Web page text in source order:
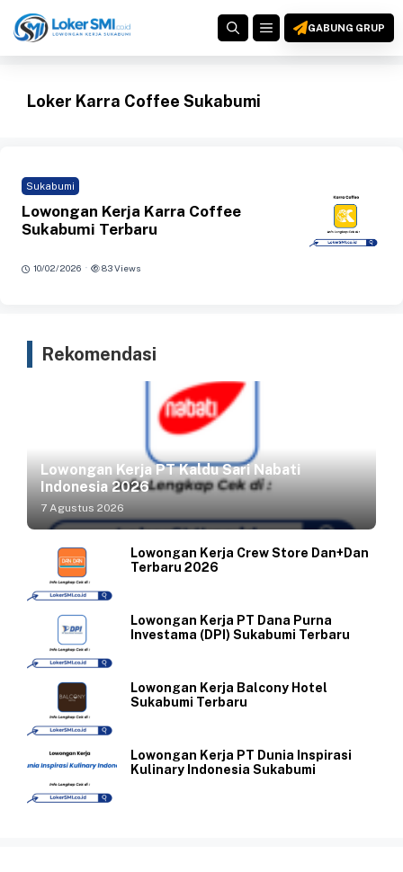
ke
MENUGABUNG GRUP
Loker Karra Coffee Sukabumi
Sukabumi
Lowongan Kerja Karra Coffee
Sukabumi Terbaru
10/02/2026 · 83 Views
Rekomendasi
Lowongan Kerja PT Kaldu Sari Nabati
Indonesia 2026
7 Agustus 2026
Lowongan Kerja Crew Store Dan+Dan
Terbaru 2026
Lowongan Kerja PT Dana Purna
Investama (DPI) Sukabumi Terbaru
Lowongan Kerja Balcony Hotel
Sukabumi Terbaru
Lowongan Kerja PT Dunia Inspirasi
Kulinary Indonesia Sukabumi